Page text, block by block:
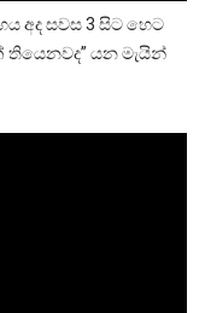
අද සවස 3 සිට හෙට
තියෙනවද” යන මැයින්